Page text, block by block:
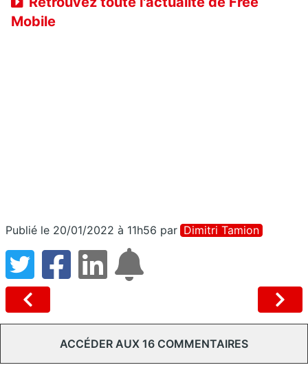
Mobile
Publié le 20/01/2022 à 11h56 par Dimitri Tamion
ACCÉDER AUX 16 COMMENTAIRES